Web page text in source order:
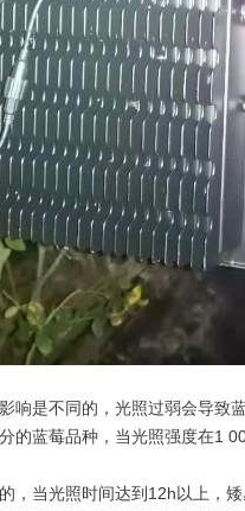
响是不同的，光照过弱会导致
的蓝莓品种，当光照强度在1
，当光照时间达到12h以上，